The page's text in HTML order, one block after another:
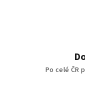
Po celé ČR